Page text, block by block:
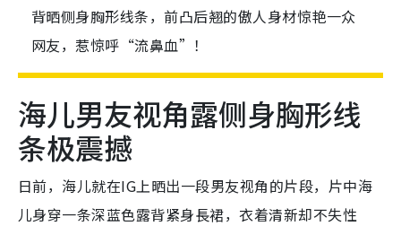
背晒侧身胸形线条，前凸后翘的傲人身材惊艳一众
网友，惹惊呼“流鼻血”！
海儿男友视角露侧身胸形线
条极震撼
日前，海儿就在IG上晒出一段男友视角的片段，片中海
儿身穿一条深蓝色露背紧身長裙，衣着清新却不失性